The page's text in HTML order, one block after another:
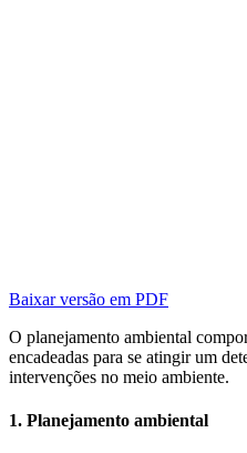
Baixar versão em PDF
O planejamento ambiental
encadeadas para se atingir um
intervenções no meio ambiente.
1. Planejamento ambiental